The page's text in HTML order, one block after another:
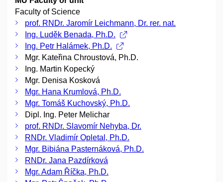
Faculty of Science
prof. RNDr. Jaromír Leichmann, Dr. rer. nat.
Ing. Luděk Benada, Ph.D.
Ing. Petr Halámek, Ph.D.
Mgr. Kateřina Chroustová, Ph.D.
Ing. Martin Kopecký
Mgr. Denisa Kosková
Mgr. Hana Krumlová, Ph.D.
Mgr. Tomáš Kuchovský, Ph.D.
Dipl. Ing. Peter Melichar
prof. RNDr. Slavomír Nehyba, Dr.
RNDr. Vladimír Opletal, Ph.D.
Mgr. Bibiána Pasternáková, Ph.D.
RNDr. Jana Pazdírková
Mgr. Adam Říčka, Ph.D.